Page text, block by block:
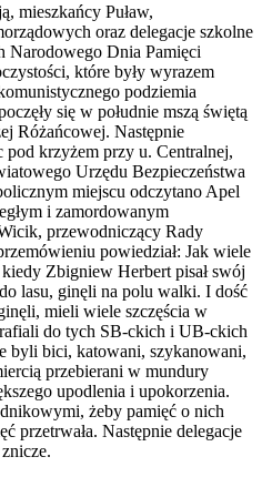
mieszkańcy Puław,
oraz delegacje szkolne
Narodowego Dnia Pamięci
które były wyrazem
podziemia
się w południe mszą świętą
Różańcowej. Następnie
pod krzyżem przy u. Centralnej,
Urzędu Bezpieczeństwa
miejscu odczytano Apel
i zamordowanym
przewodniczący Rady
powiedział: Jak wiele
Zbigniew Herbert pisał swój
lasu, ginęli na polu walki. I dość
mieli wiele szczęścia w
do tych SB-ckich i UB-ckich
byli bici, katowani, szykanowani,
przebierani w mundury
upodlenia i upokorzenia.
żeby pamięć o nich
przetrwała. Następnie delegacje